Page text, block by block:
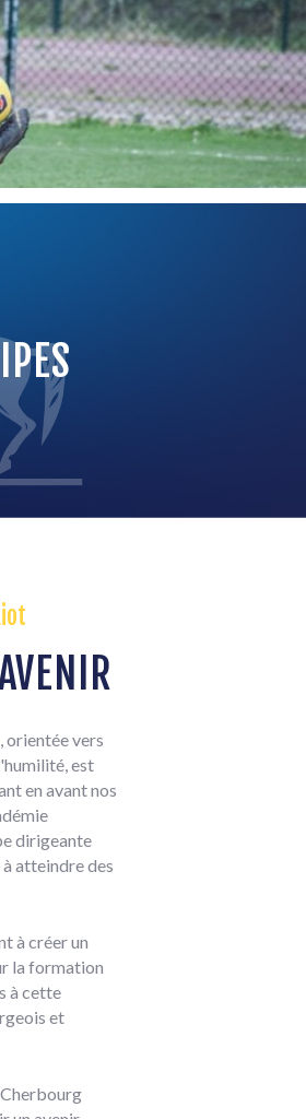
orientée vers
est
en avant nos
dirigeante
atteindre des
à créer un
la formation
à cette
et
Cherbourg